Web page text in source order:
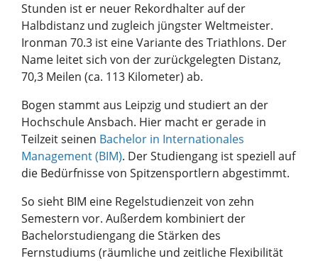
Stunden ist er neuer Rekordhalter auf der
Halbdistanz und zugleich jüngster Weltmeister.
Ironman 70.3 ist eine Variante des Triathlons. Der
Name leitet sich von der zurückgelegten Distanz,
70,3 Meilen (ca. 113 Kilometer) ab.
Bogen stammt aus Leipzig und studiert an der
Hochschule Ansbach. Hier macht er gerade in
Teilzeit seinen Bachelor in Internationales
Management (BIM). Der Studiengang ist speziell auf
die Bedürfnisse von Spitzensportlern abgestimmt.
So sieht BIM eine Regelstudienzeit von zehn
Semestern vor. Außerdem kombiniert der
Bachelorstudiengang die Stärken des
Fernstudiums (räumliche und zeitliche Flexibilität